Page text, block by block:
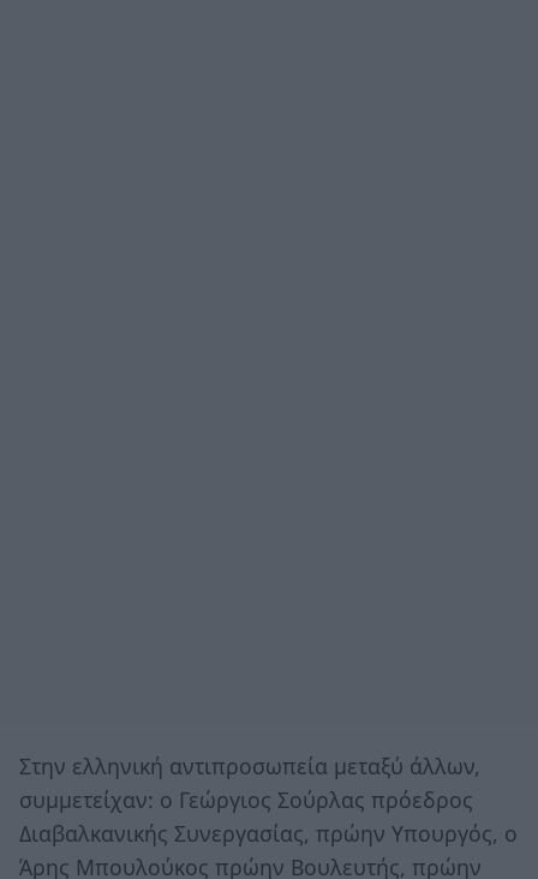
Στην ελληνική αντιπροσωπεία μεταξύ άλλων,
συμμετείχαν: ο Γεώργιος Σούρλας πρόεδρος
Διαβαλκανικής Συνεργασίας, πρώην Υπουργός, ο
Άρης Μπουλούκος πρώην Βουλευτής, πρώην